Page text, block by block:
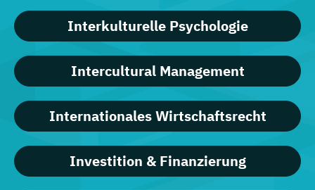
Interkulturelle Psychologie
Intercultural Management
Internationales Wirtschaftsrecht
Investition & Finanzierung